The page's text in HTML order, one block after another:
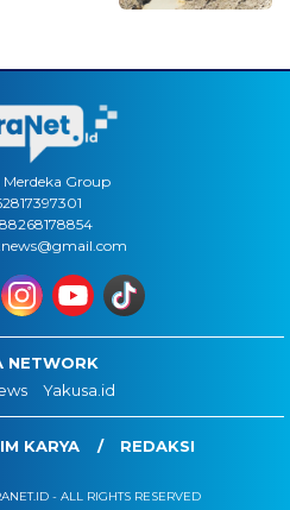
Merdeka Group
NETWORK
Yakusa.id
KARYA REDAKSI
- ALL RIGHTS RESERVED